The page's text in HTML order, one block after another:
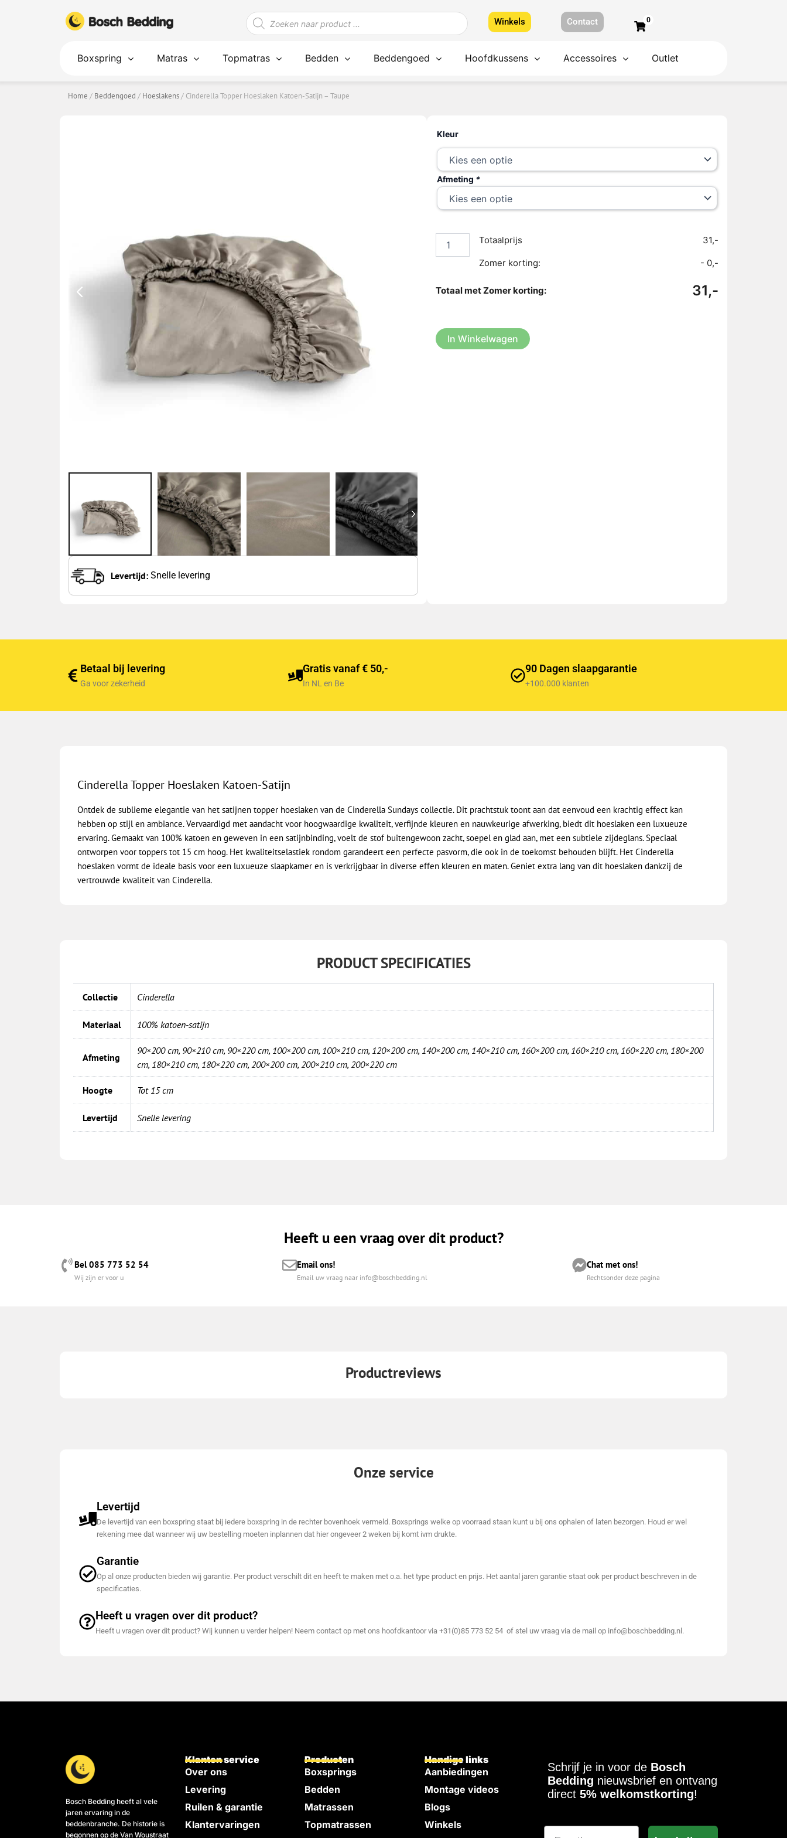
Producten
zoeken
Winkels Contact 0
Boxspring Matras Topmatras Bedden Beddengoed Hoofdkussens Accessoires Outlet
Home / Beddengoed / Hoeslakens/ Cinderella Topper Hoeslaken Katoen-Satijn – Taupe
Levertijd:Snelle levering
Kleur
Afmeting *
Cinderella
Topper
Hoeslaken
Katoen-
Satijn
-
Taupe
aantal
Totaalprijs 31,-
Zomer korting: - 0,-
Totaal met Zomer korting: 31,-
In Winkelwagen
Betaal bij levering
Ga voor zekerheid
Gratis vanaf € 50,-
In NL en Be
90 Dagen slaapgarantie
+100.000 klanten
Cinderella Topper Hoeslaken Katoen-Satijn
Ontdek de sublieme elegantie van het satijnen topper hoeslaken van de Cinderella Sundays collectie. Dit prachtstuk toont aan dat eenvoud een krachtig effect kan
hebben op stijl en ambiance. Vervaardigd met aandacht voor hoogwaardige kwaliteit, verfijnde kleuren en nauwkeurige afwerking, biedt dit hoeslaken een luxueuze
ervaring. Gemaakt van 100% katoen en geweven in een satijnbinding, voelt de stof buitengewoon zacht, soepel en glad aan, met een subtiele zijdeglans. Speciaal
ontworpen voor toppers tot 15 cm hoog. Het kwaliteitselastiek rondom garandeert een perfecte pasvorm, die ook in de toekomst behouden blijft. Het Cinderella
hoeslaken vormt de ideale basis voor een luxueuze slaapkamer en is verkrijgbaar in diverse effen kleuren en maten. Geniet extra lang van dit hoeslaken dankzij de
vertrouwde kwaliteit van Cinderella.
PRODUCT SPECIFICATIES
Collectie Cinderella
Materiaal 100% katoen-satijn
Afmeting
90×200 cm, 90×210 cm, 90×220 cm, 100×200 cm, 100×210 cm, 120×200 cm, 140×200 cm, 140×210 cm, 160×200 cm, 160×210 cm, 160×220 cm, 180×200
cm, 180×210 cm, 180×220 cm, 200×200 cm, 200×210 cm, 200×220 cm
Hoogte Tot 15 cm
Levertijd Snelle levering
Heeft u een vraag over dit product?
Bel 085 773 52 54
Wij zijn er voor u
Email ons!
Email uw vraag naar info@boschbedding.nl
Chat met ons!
Rechtsonder deze pagina
Productreviews
Onze service
Levertijd
De levertijd van een boxspring staat bij iedere boxspring in de rechter bovenhoek vermeld. Boxsprings welke op voorraad staan kunt u bij ons ophalen of laten bezorgen. Houd er wel
rekening mee dat wanneer wij uw bestelling moeten inplannen dat hier ongeveer 2 weken bij komt ivm drukte.
Garantie
Op al onze producten bieden wij garantie. Per product verschilt dit en heeft te maken met o.a. het type product en prijs. Het aantal jaren garantie staat ook per product beschreven in de
specificaties.
Heeft u vragen over dit product?
Heeft u vragen over dit product? Wij kunnen u verder helpen! Neem contact op met ons hoofdkantoor via +31(0)85 773 52 54 of stel uw vraag via de mail op info@boschbedding.nl.
Bosch Bedding heeft al vele
jaren ervaring in de
beddenbranche. De historie is
begonnen op de Van Woustraat
Klanten service
Over ons
Levering
Ruilen & garantie
Klantervaringen
Producten
Boxsprings
Bedden
Matrassen
Topmatrassen
Handige links
Aanbiedingen
Montage videos
Blogs
Winkels
Schrijf je in voor de Bosch
Bedding nieuwsbrief en ontvang
direct 5% welkomstkorting!